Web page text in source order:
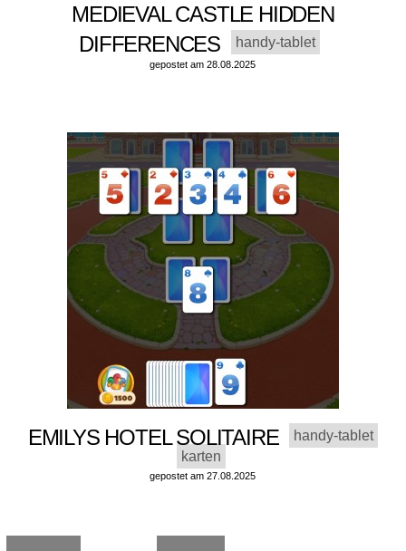
MEDIEVAL CASTLE HIDDEN
DIFFERENCES
handy-tablet
gepostet am 28.08.2025
EMILYS HOTEL SOLITAIRE
handy-tablet
karten
gepostet am 27.08.2025